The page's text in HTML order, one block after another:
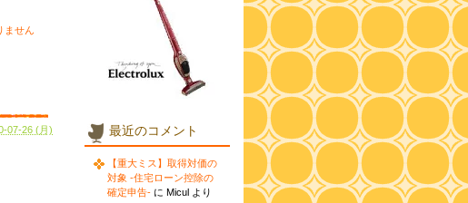
ません
07-26 (月) 最近のコメント
【重大ミス】取得対価の
対象 -住宅ローン控除の
確定申告- に Micul より